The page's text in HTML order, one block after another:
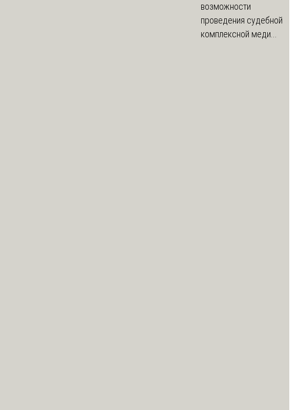
возможности
проведения судебной
комплексной меди...